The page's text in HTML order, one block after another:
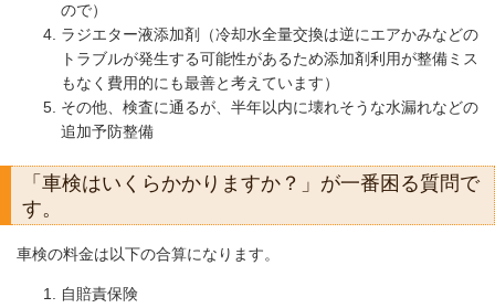
ので）
ラジエター液添加剤（冷却水全量交換は逆にエアかみなどの
トラブルが発生する可能性があるため添加剤利用が整備ミス
もなく費用的にも最善と考えています）
その他、検査に通るが、半年以内に壊れそうな水漏れなどの
追加予防整備
「車検はいくらかかりますか？」が一番困る質問で
す。
車検の料金は以下の合算になります。
自賠責保険